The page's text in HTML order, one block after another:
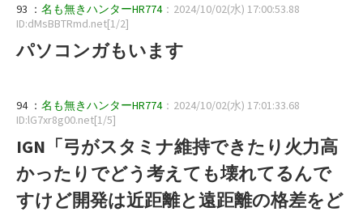
93 ： 名も無きハンターHR774：2024/10/02(水) 17:00:53.88
ID:dMsBBTRmd.net[1/2]
パソコンガもいます
94 ： 名も無きハンターHR774：2024/10/02(水) 17:01:33.68
ID:lG7xr8g00.net[1/5]
IGN「弓がスタミナ維持できたり火力高
かったりでどう考えても壊れてるんで
すけど開発は近距離と遠距離の格差をど